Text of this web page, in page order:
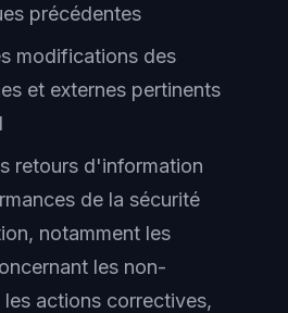
précédentes
modifications des
et externes pertinents
retours d'information
de la sécurité
notamment les
les non-
actions correctives,